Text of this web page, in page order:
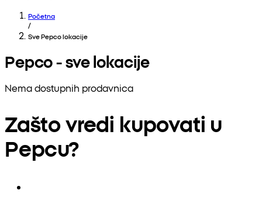
Početna
/
Sve Pepco lokacije
Pepco - sve lokacije
Nema dostupnih prodavnica
Zašto vredi kupovati u
Pepcu?